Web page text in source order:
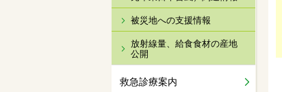
被災地への支援情報
放射線量、給食食材の産地
公開
救急診療案内